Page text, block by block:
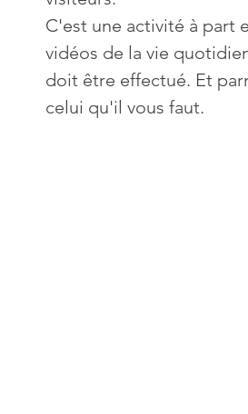
Loisir et divertissement Mises
C'est une activité à part
vidéos de la vie
doit être effectué. Et
celui qu'il vous faut.